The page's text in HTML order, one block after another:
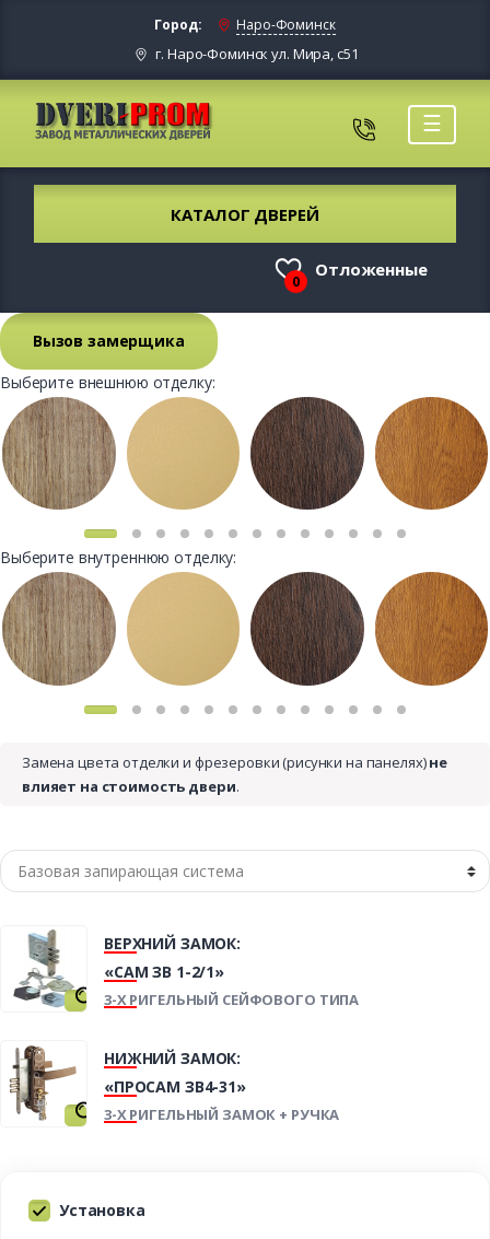
Город: Наро-Фоминск
г. Наро-Фоминск ул. Мира, с51
☰
КАТАЛОГ ДВЕРЕЙ
0
Отложенные
Вызов замерщика
Выберите внешнюю отделку:
Выберите внутреннюю отделку:
Замена цвета отделки и фрезеровки (рисунки на панелях)не
влияет на стоимость двери.
ВЕРХНИЙ ЗАМОК:
«САМ ЗВ 1-2/1»
3-Х РИГЕЛЬНЫЙ СЕЙФОВОГО ТИПА
НИЖНИЙ ЗАМОК:
«ПРОСАМ ЗВ4-31»
3-Х РИГЕЛЬНЫЙ ЗАМОК + РУЧКА
Установка